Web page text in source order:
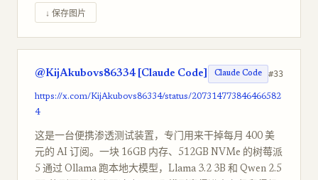
↓ 保存图片
@KijAkubovs86334 [Claude Code] Claude Code #33
https://x.com/KijAkubovs86334/status/207314773846466582
4
这是一台便携渗透测试装置，专门用来干掉每月 400 美
元的 AI 订阅。一块 16GB 内存、512GB NVMe 的树莓派
5 通过 Ollama 跑本地大模型，Llama 3.2 3B 和 Qwen 2.5